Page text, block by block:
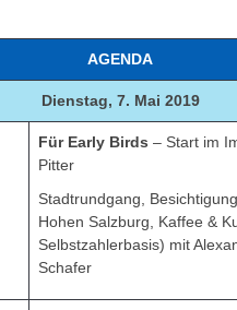
AGENDA
Dienstag, 7. Mai 2019
Für Early Birds – Start im
Pitter
Stadtrundgang,
Hohen Salzburg, Kaffee &
Selbstzahlerbasis) mit
Schafer